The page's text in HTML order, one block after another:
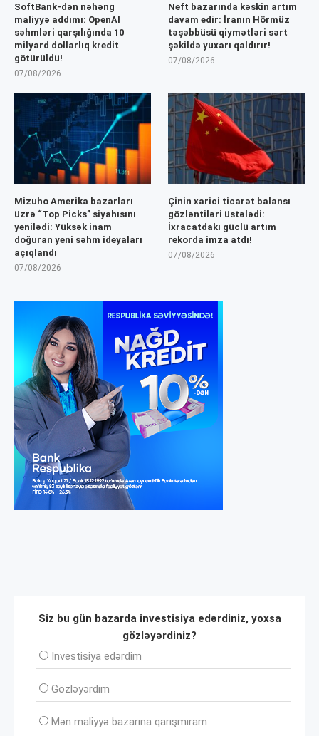
SoftBank-dən nəhəng
maliyyə addımı: OpenAI
səhmləri qarşılığında 10
milyard dollarlıq kredit
götürüldü!
07/08/2026
Neft bazarında kəskin artım
davam edir: İranın Hörmüz
təşəbbüsü qiymətləri sərt
şəkildə yuxarı qaldırır!
07/08/2026
Mizuho Amerika bazarları
üzrə “Top Picks” siyahısını
yenilədi: Yüksək inam
doğuran yeni səhm ideyaları
açıqlandı
07/08/2026
Çinin xarici ticarət balansı
gözləntiləri üstələdi:
İxracatdakı güclü artım
rekorda imza atdı!
07/08/2026
Siz bu gün bazarda investisiya edərdiniz, yoxsa
gözləyərdiniz?
İnvеstisiya edərdim
Gözləyərdim
Mən maliyyə bazarına qarışmıram